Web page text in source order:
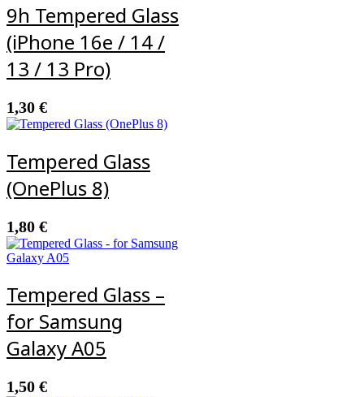
9h Tempered Glass
(iPhone 16e / 14 /
13 / 13 Pro)
1,30 €
Tempered Glass
(OnePlus 8)
1,80 €
Tempered Glass –
for Samsung
Galaxy A05
1,50 €